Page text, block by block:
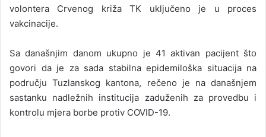
volontera Crvenog križa TK uključeno je u proces
vakcinacije.
Sa današnjim danom ukupno je 41 aktivan pacijent što
govori da je za sada stabilna epidemiloška situacija na
području Tuzlanskog kantona, rečeno je na današnjem
sastanku nadležnih institucija zaduženih za provedbu i
kontrolu mjera borbe protiv COVID-19.